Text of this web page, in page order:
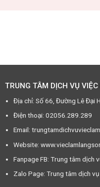
TRUNG TÂM DỊCH VỤ
Địa chỉ: Số 66, Đường Lê Đại
Điện thoại: 02056.289.289
Email:
Website:
Fanpage FB: Trung tâm dịch
Zalo Page: Trung tâm dịch